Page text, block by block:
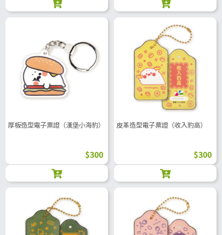
厚板造型電子票證（漢堡小海豹）
$300
皮革造型電子票證（收入豹高）
$300